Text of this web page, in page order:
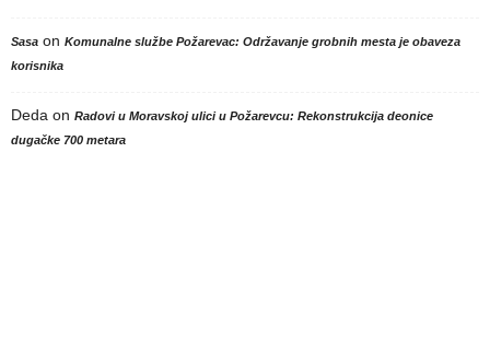
Sasa on Komunalne službe Požarevac: Održavanje grobnih mesta je obaveza
korisnika
Deda on Radovi u Moravskoj ulici u Požarevcu: Rekonstrukcija deonice
dugačke 700 metara